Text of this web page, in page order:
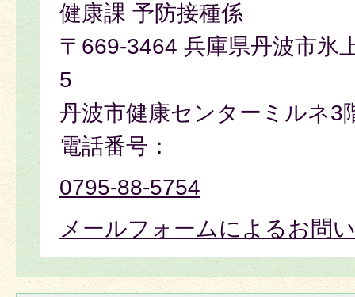
健康課 予防接種係
〒669-3464 兵庫県丹波市氷
5
丹波市健康センターミルネ3
電話番号：
0795-88-5754
メールフォームによるお問